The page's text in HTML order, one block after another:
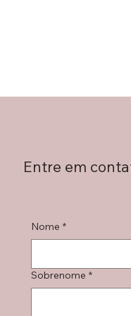
Entre em
Nome *
Sobrenome *